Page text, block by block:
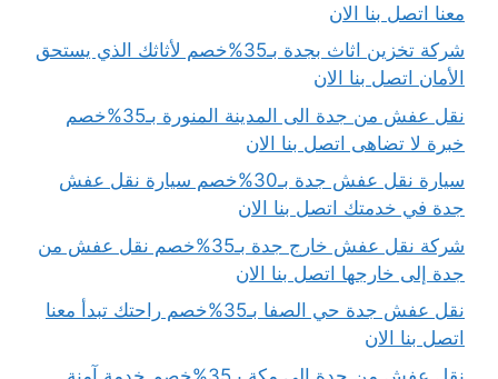
معنا اتصل بنا الان
شركة تخزين اثاث بجدة بـ35%خصم لأثاثك الذي يستحق
الأمان اتصل بنا الان
نقل عفش من جدة الى المدينة المنورة بـ35%خصم
خبرة لا تضاهى اتصل بنا الان
سيارة نقل عفش جدة بـ30%خصم سيارة نقل عفش
جدة في خدمتك اتصل بنا الان
شركة نقل عفش خارج جدة بـ35%خصم نقل عفش من
جدة إلى خارجها اتصل بنا الان
نقل عفش جدة حي الصفا بـ35%خصم راحتك تبدأ معنا
اتصل بنا الان